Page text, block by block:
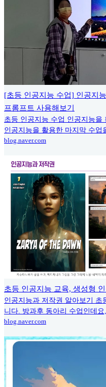
[초등 인공지능 수업] 인공지
프롬프트 사용해보기
초등 인공지능 수업 인공지능
인공지능을 활용한 마지막 수업
blog.naver.com
초등 인공지능 교육, 생성형
인공지능과 저작권 알아보기 초
니다. 방과후 동아리 수업인데요,
blog.naver.com